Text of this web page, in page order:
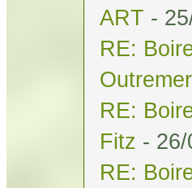
ART -
RE:
Outremer
RE:
Fitz -
RE: